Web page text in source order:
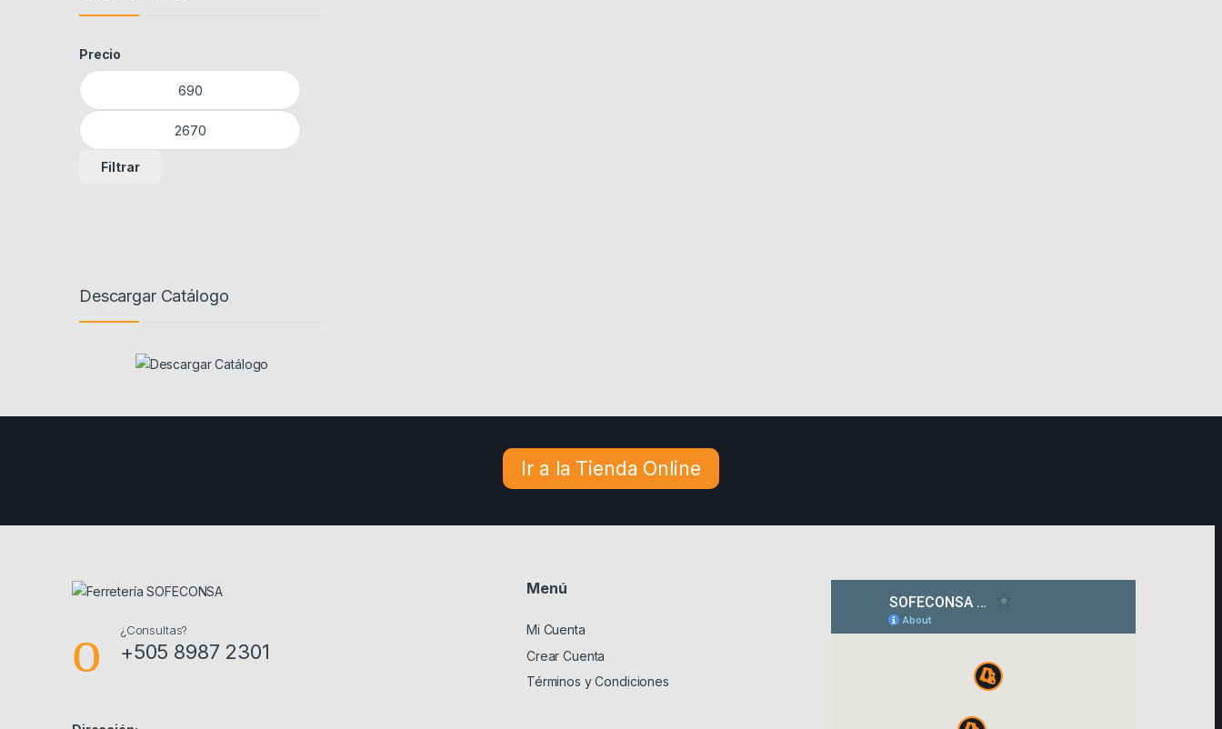
Precio
Precio mínimo
Precio máximo
Filtrar
Descargar Catálogo
Ir a la Tienda Online
¿Consultas?
+505 8987 2301
Menú
Mi Cuenta
Crear Cuenta
Términos y Condiciones